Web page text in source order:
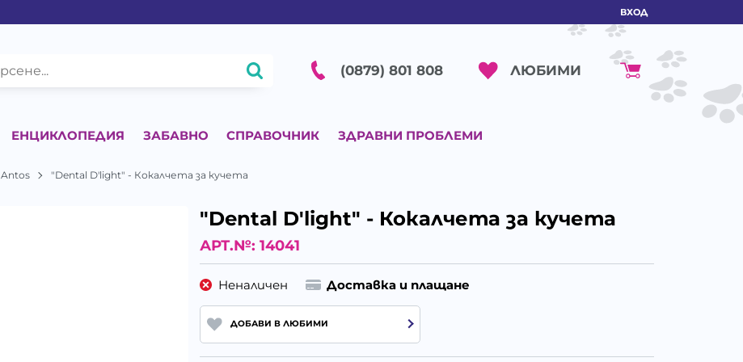
ВХОД
(0879) 801 808 ЛЮБИМИ
ЕНЦИКЛОПЕДИЯ ЗАБАВНО СПРАВОЧНИК ЗДРАВНИ ПРОБЛЕМИ
Antos "Dental D'light" - Кокалчета за кучета
"Dental D'light" - Кокалчета за кучета
АРТ.№: 14041
Неналичен Доставка и плащане
ДОБАВИ В ЛЮБИМИ